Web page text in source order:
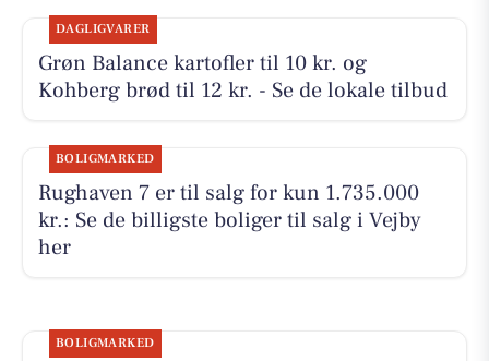
DAGLIGVARER
Grøn Balance kartofler til 10 kr. og
Kohberg brød til 12 kr. - Se de lokale tilbud
BOLIGMARKED
Rughaven 7 er til salg for kun 1.735.000
kr.: Se de billigste boliger til salg i Vejby
her
BOLIGMARKED